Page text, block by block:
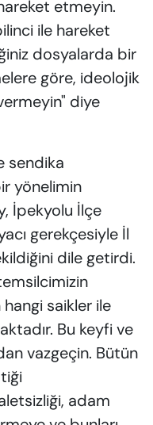
etmeyin.
ile hareket
dosyalarda bir
göre, ideolojik
diye
sendika
yönelimin
İpekyolu İlçe
gerekçesiyle İl
dile getirdi.
saikler ile
Bu keyfi ve
vazgeçin. Bütün
adam